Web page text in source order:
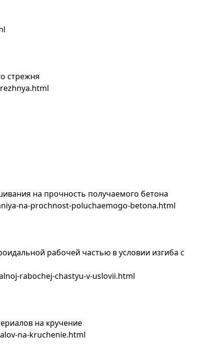
стрежня
на прочность получаемого бетона
na-prochnost-poluchaemogo-betona.html
рабочей частью в условии изгиба с
rabochej-chastyu-v-uslovii.html
на кручение
na-kruchenie.html